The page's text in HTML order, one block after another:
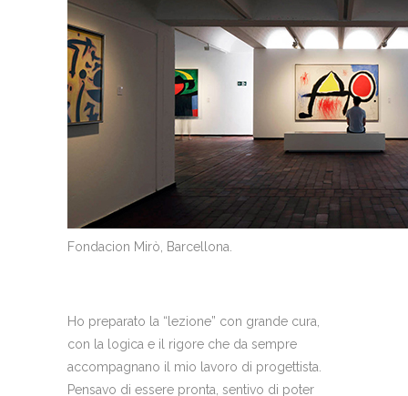
Fondacion Mirò, Barcellona.
Ho preparato la “lezione” con grande cura,
con la logica e il rigore che da sempre
accompagnano il mio lavoro di progettista.
Pensavo di essere pronta, sentivo di poter